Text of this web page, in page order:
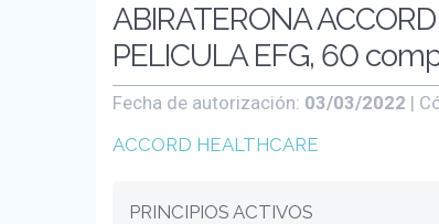
ABIRATERONA
PELICULA EFG, 60
Fecha de autorización: 03/03/2022 |
ACCORD HEALTHCARE
PRINCIPIOS ACTIVOS